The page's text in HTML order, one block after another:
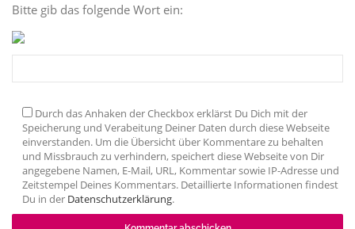
Bitte gib das folgende Wort ein:
Durch das Anhaken der Checkbox erklärst Du Dich mit der
Speicherung und Verabeitung Deiner Daten durch diese Webseite
einverstanden. Um die Übersicht über Kommentare zu behalten
und Missbrauch zu verhindern, speichert diese Webseite von Dir
angegebene Namen, E-Mail, URL, Kommentar sowie IP-Adresse und
Zeitstempel Deines Kommentars. Detaillierte Informationen findest
Du in der Datenschutzerklärung.